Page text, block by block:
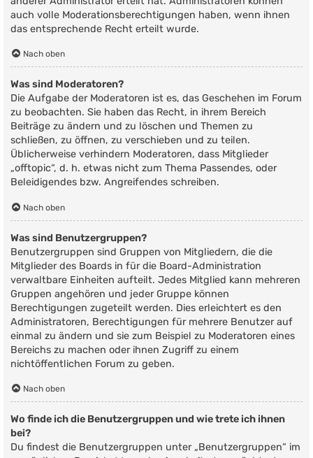
auch volle Moderationsberechtigungen haben, wenn ihnen
das entsprechende Recht erteilt wurde.
Nach oben
Was sind Moderatoren?
Die Aufgabe der Moderatoren ist es, das Geschehen im Forum
zu beobachten. Sie haben das Recht, in ihrem Bereich
Beiträge zu ändern und zu löschen und Themen zu
schließen, zu öffnen, zu verschieben und zu teilen.
Üblicherweise verhindern Moderatoren, dass Mitglieder
„offtopic“, d. h. etwas nicht zum Thema Passendes, oder
Beleidigendes bzw. Angreifendes schreiben.
Nach oben
Was sind Benutzergruppen?
Benutzergruppen sind Gruppen von Mitgliedern, die die
Mitglieder des Boards in für die Board-Administration
verwaltbare Einheiten aufteilt. Jedes Mitglied kann mehreren
Gruppen angehören und jeder Gruppe können
Berechtigungen zugeteilt werden. Dies erleichtert es den
Administratoren, Berechtigungen für mehrere Benutzer auf
einmal zu ändern und sie zum Beispiel zu Moderatoren eines
Bereichs zu machen oder ihnen Zugriff zu einem
nichtöffentlichen Forum zu geben.
Nach oben
Wo finde ich die Benutzergruppen und wie trete ich ihnen
bei?
Du findest die Benutzergruppen unter „Benutzergruppen“ im